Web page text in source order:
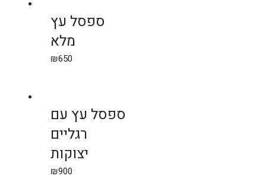
ספסל עץ
מלא
₪650
ספסל עץ עם
רגליים
יצוקות
₪900